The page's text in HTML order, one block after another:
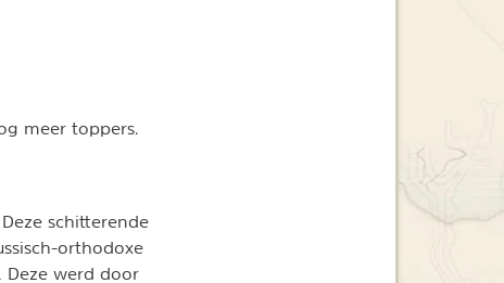
meer toppers.
schitterende
orthodoxe
Deze werd door